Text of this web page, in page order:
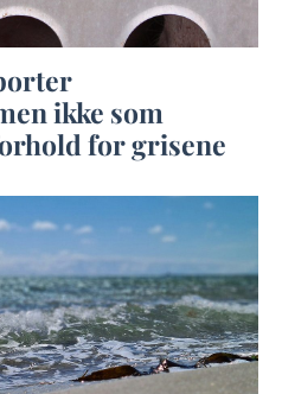
ikke som
for grisene